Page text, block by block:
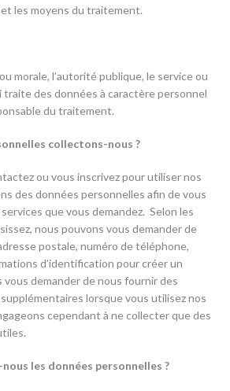
les moyens du traitement.
morale, l’autorité publique, le service ou
traite des données à caractère personnel
du traitement.
collectons-nous ?
ou vous inscrivez pour utiliser nos
des données personnelles afin de vous
que vous demandez. Selon les
nous pouvons vous demander de
postale, numéro de téléphone,
d’identification pour créer un
demander de nous fournir des
lorsque vous utilisez nos
cependant à ne collecter que des
les données personnelles ?